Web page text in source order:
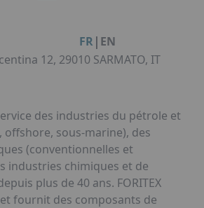
au complexe
références
RSE
FR | EN
12, 29010 SARMATO, IT
des industries du pétrole et
offshore, sous-marine), des
(conventionnelles et
industries chimiques et de
plus de 40 ans. FORITEX
fournit des composants de